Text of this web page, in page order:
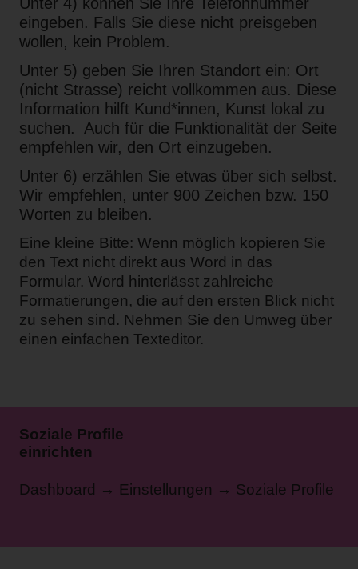
eingeben. Falls Sie diese nicht preisgeben
wollen, kein Problem.
Unter 5) geben Sie Ihren Standort ein: Ort
(nicht Strasse) reicht vollkommen aus. Diese
Information hilft Kund*innen, Kunst lokal zu
suchen. Auch für die Funktionalität der Seite
empfehlen wir, den Ort einzugeben.
Unter 6) erzählen Sie etwas über sich selbst.
Wir empfehlen, unter 900 Zeichen bzw. 150
Worten zu bleiben.
Eine kleine Bitte: Wenn möglich kopieren Sie
den Text nicht direkt aus Word in das
Formular. Word hinterlässt zahlreiche
Formatierungen, die auf den ersten Blick nicht
zu sehen sind. Nehmen Sie den Umweg über
einen einfachen Texteditor.
Soziale Profile
einrichten
Dashboard → Einstellungen → Soziale Profile